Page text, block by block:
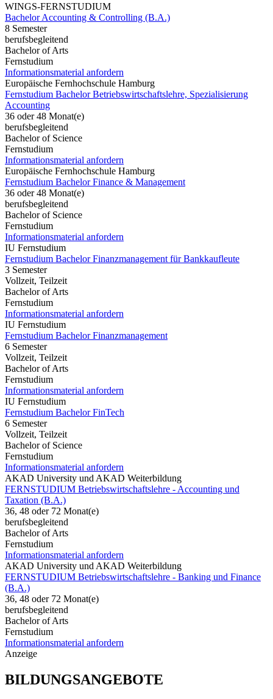
WINGS-FERNSTUDIUM
Bachelor Accounting & Controlling (B.A.)
8 Semester
berufsbegleitend
Bachelor of Arts
Fernstudium
Informationsmaterial anfordern
Europäische Fernhochschule Hamburg
Fernstudium Bachelor Betriebswirtschaftslehre, Spezialisierung
Accounting
36 oder 48 Monat(e)
berufsbegleitend
Bachelor of Science
Fernstudium
Informationsmaterial anfordern
Europäische Fernhochschule Hamburg
Fernstudium Bachelor Finance & Management
36 oder 48 Monat(e)
berufsbegleitend
Bachelor of Science
Fernstudium
Informationsmaterial anfordern
IU Fernstudium
Fernstudium Bachelor Finanzmanagement für Bankkaufleute
3 Semester
Vollzeit, Teilzeit
Bachelor of Arts
Fernstudium
Informationsmaterial anfordern
IU Fernstudium
Fernstudium Bachelor Finanzmanagement
6 Semester
Vollzeit, Teilzeit
Bachelor of Arts
Fernstudium
Informationsmaterial anfordern
IU Fernstudium
Fernstudium Bachelor FinTech
6 Semester
Vollzeit, Teilzeit
Bachelor of Science
Fernstudium
Informationsmaterial anfordern
AKAD University und AKAD Weiterbildung
FERNSTUDIUM Betriebswirtschaftslehre - Accounting und
Taxation (B.A.)
36, 48 oder 72 Monat(e)
berufsbegleitend
Bachelor of Arts
Fernstudium
Informationsmaterial anfordern
AKAD University und AKAD Weiterbildung
FERNSTUDIUM Betriebswirtschaftslehre - Banking und Finance
(B.A.)
36, 48 oder 72 Monat(e)
berufsbegleitend
Bachelor of Arts
Fernstudium
Informationsmaterial anfordern
Anzeige
BILDUNGSANGEBOTE